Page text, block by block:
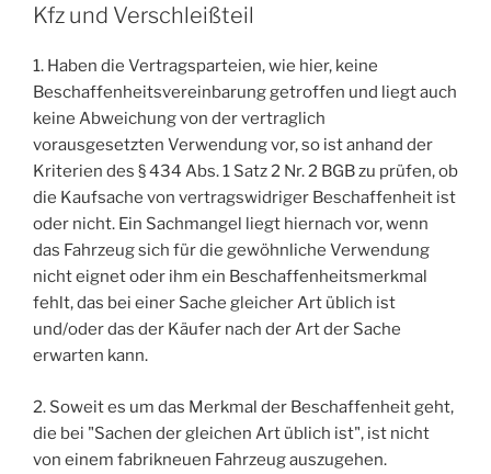
Kfz und Verschleißteil
1. Haben die Vertragsparteien, wie hier, keine
Beschaffenheitsvereinbarung getroffen und liegt auch
keine Abweichung von der vertraglich
vorausgesetzten Verwendung vor, so ist anhand der
Kriterien des § 434 Abs. 1 Satz 2 Nr. 2 BGB zu prüfen, ob
die Kaufsache von vertragswidriger Beschaffenheit ist
oder nicht. Ein Sachmangel liegt hiernach vor, wenn
das Fahrzeug sich für die gewöhnliche Verwendung
nicht eignet oder ihm ein Beschaffenheitsmerkmal
fehlt, das bei einer Sache gleicher Art üblich ist
und/oder das der Käufer nach der Art der Sache
erwarten kann.
2. Soweit es um das Merkmal der Beschaffenheit geht,
die bei "Sachen der gleichen Art üblich ist", ist nicht
von einem fabrikneuen Fahrzeug auszugehen.